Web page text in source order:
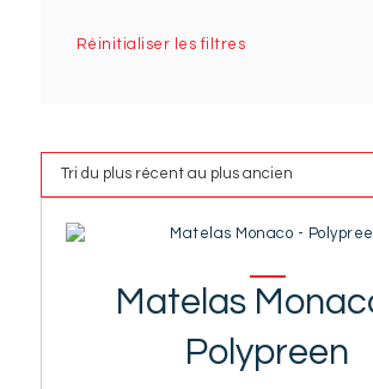
Matelas
Polypreen
Réinitialiser les filtres